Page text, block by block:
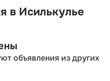
в Исилькулье
объявления из других